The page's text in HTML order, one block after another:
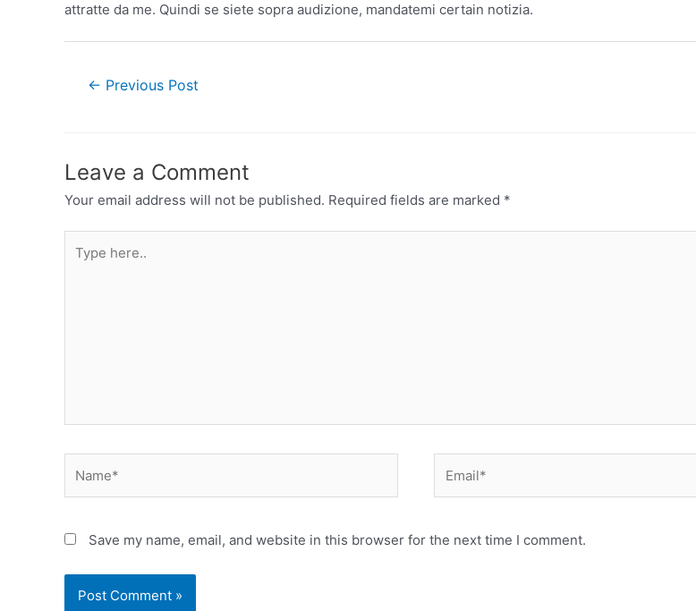
attratte da me. Quindi se siete sopra audizione, mandatemi certain notizia.
← Previous Post
Leave a Comment
Your email address will not be published. Required fields are marked *
Save my name, email, and website in this browser for the next time I comment.